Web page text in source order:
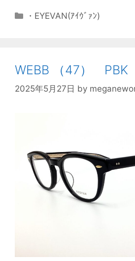
・EYEVAN(ｱｲｳﾞｧﾝ)
WEBB （47） PBK
2025年5月27日 by